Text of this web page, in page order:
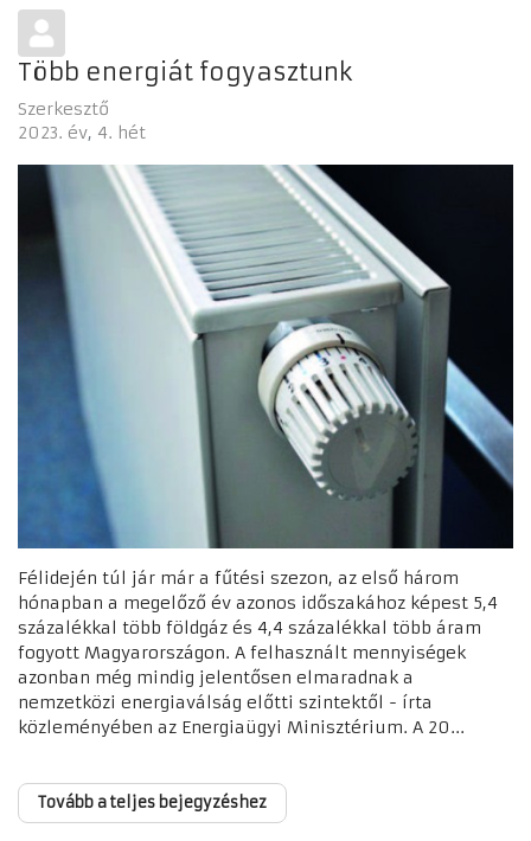
Több energiát fogyasztunk
Szerkesztő
2023. év 4. hét
Félidején túl jár már a fűtési szezon, az első három
hónapban a megelőző év azonos időszakához képest 5,4
százalékkal több földgáz és 4,4 százalékkal több áram
fogyott Magyarországon. A felhasznált mennyiségek
azonban még mindig jelentősen elmaradnak a
nemzetközi energiaválság előtti szintektől - írta
közleményében az Energiaügyi Minisztérium. A 20...
Tovább a teljes bejegyzéshez